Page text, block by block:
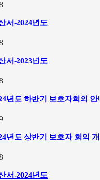
서-2024년도
서-2023년도
년도 하반기 보호자회의 안
년도 상반기 보호자 회의
서-2024년도